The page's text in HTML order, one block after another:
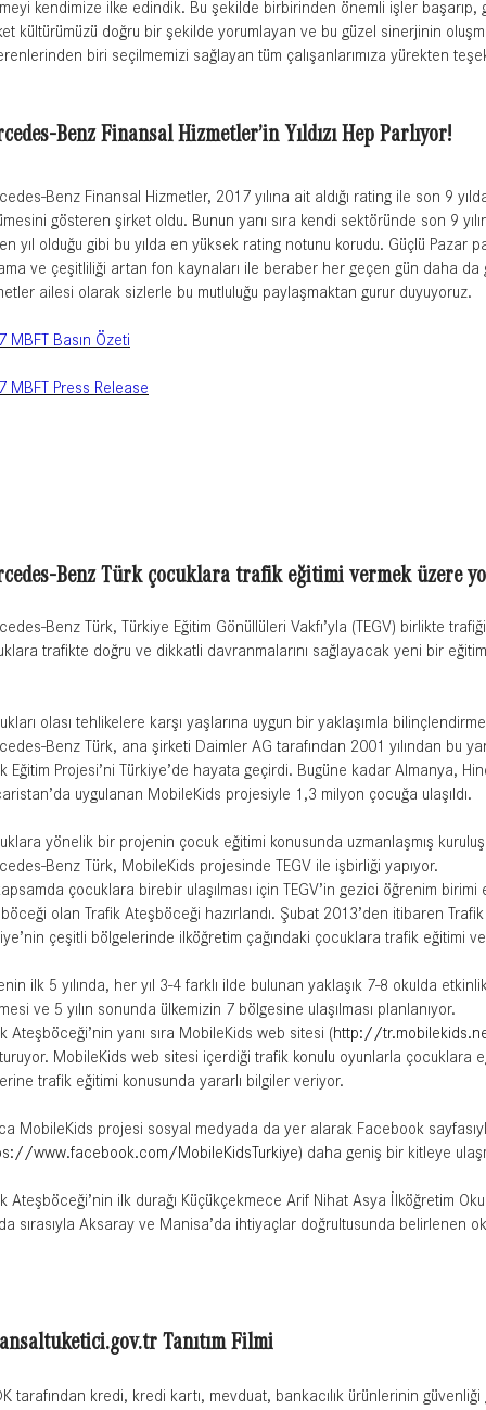
kendimize ilke edindik. Bu şekilde birbirinden önemli işler başarıp,
kültürümüzü doğru bir şekilde yorumlayan ve bu güzel sinerjinin
biri seçilmemizi sağlayan tüm çalışanlarımıza yürekten
Benz Finansal Hizmetler’in Yıldızı Hep Parlıyor!
Benz Finansal Hizmetler, 2017 yılına ait aldığı rating ile son 9
gösteren şirket oldu. Bunun yanı sıra kendi sektöründe son 9
yıl olduğu gibi bu yılda en yüksek rating notunu korudu. Güçlü Pazar
ve çeşitliliği artan fon kaynaları ile beraber her geçen gün daha
ailesi olarak sizlerle bu mutluluğu paylaşmaktan gurur duyuyoruz.
MBFT Basın Özeti
MBFT Press Release
Benz Türk çocuklara trafik eğitimi vermek üzere
Benz Türk, Türkiye Eğitim Gönüllüleri Vakfı’yla (TEGV) birlikte
trafikte doğru ve dikkatli davranmalarını sağlayacak yeni bir
olası tehlikelere karşı yaşlarına uygun bir yaklaşımla
Benz Türk, ana şirketi Daimler AG tarafından 2001 yılından bu
Eğitim Projesi’ni Türkiye’de hayata geçirdi. Bugüne kadar Almanya,
uygulanan MobileKids projesiyle 1,3 milyon çocuğa ulaşıldı.
yönelik bir projenin çocuk eğitimi konusunda uzmanlaşmış
Benz Türk, MobileKids projesinde TEGV ile işbirliği yapıyor.
çocuklara birebir ulaşılması için TEGV’in gezici öğrenim
olan Trafik Ateşböceği hazırlandı. Şubat 2013’den itibaren
çeşitli bölgelerinde ilköğretim çağındaki çocuklara trafik eğitimi
ilk 5 yılında, her yıl 3-4 farklı ilde bulunan yaklaşık 7-8 okulda
ve 5 yılın sonunda ülkemizin 7 bölgesine ulaşılması planlanıyor.
Ateşböceği’nin yanı sıra MobileKids web sitesi (http://
MobileKids web sitesi içerdiği trafik konulu oyunlarla çocuklara
trafik eğitimi konusunda yararlı bilgiler veriyor.
MobileKids projesi sosyal medyada da yer alarak Facebook
www.facebook.com/MobileKidsTurkiye) daha geniş bir kitleye
Ateşböceği’nin ilk durağı Küçükçekmece Arif Nihat Asya İlköğretim
sırasıyla Aksaray ve Manisa’da ihtiyaçlar doğrultusunda belirlenen
Tanıtım Filmi
tarafından kredi, kredi kartı, mevduat, bankacılık ürünlerinin